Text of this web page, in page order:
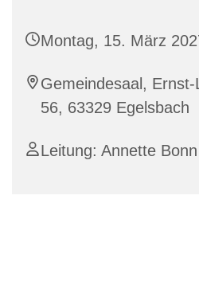
Montag, 15. März
Gemeindesaal,
56, 63329 Egelsbach
Leitung: Annette Bonn